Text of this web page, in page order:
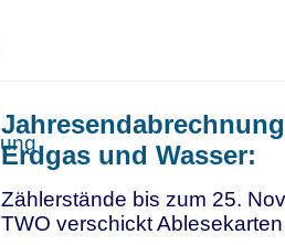
Erdgas und Wasser:
Zählerstände bis zum 25.
TWO verschickt